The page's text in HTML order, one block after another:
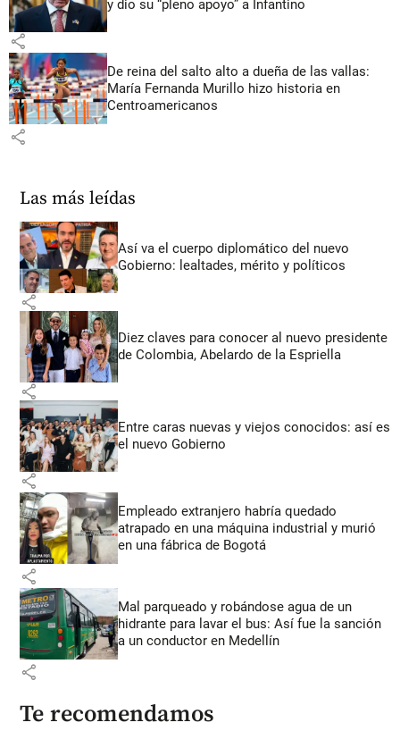
y dio su “pleno apoyo” a Infantino
share
De reina del salto alto a dueña de las vallas:
María Fernanda Murillo hizo historia en
Centroamericanos
share
Las más leídas
Así va el cuerpo diplomático del nuevo
Gobierno: lealtades, mérito y políticos
share
Diez claves para conocer al nuevo presidente
de Colombia, Abelardo de la Espriella
share
Entre caras nuevas y viejos conocidos: así es
el nuevo Gobierno
share
Empleado extranjero habría quedado
atrapado en una máquina industrial y murió
en una fábrica de Bogotá
share
Mal parqueado y robándose agua de un
hidrante para lavar el bus: Así fue la sanción
a un conductor en Medellín
share
Te recomendamos